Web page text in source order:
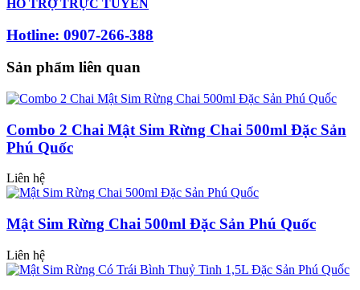
HỖ TRỢ TRỰC TUYẾN
Hotline: 0907-266-388
Sản phẩm liên quan
Combo 2 Chai Mật Sim Rừng Chai 500ml Đặc Sản
Phú Quốc
Liên hệ
Mật Sim Rừng Chai 500ml Đặc Sản Phú Quốc
Liên hệ